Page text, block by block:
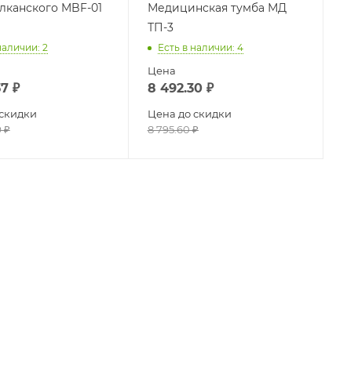
MBF-01
: 2
₽
₽
Медицинская тумба МД
ТП-3
Есть в наличии: 4
Цена
8 492.30₽
Цена до скидки
8 795.60₽